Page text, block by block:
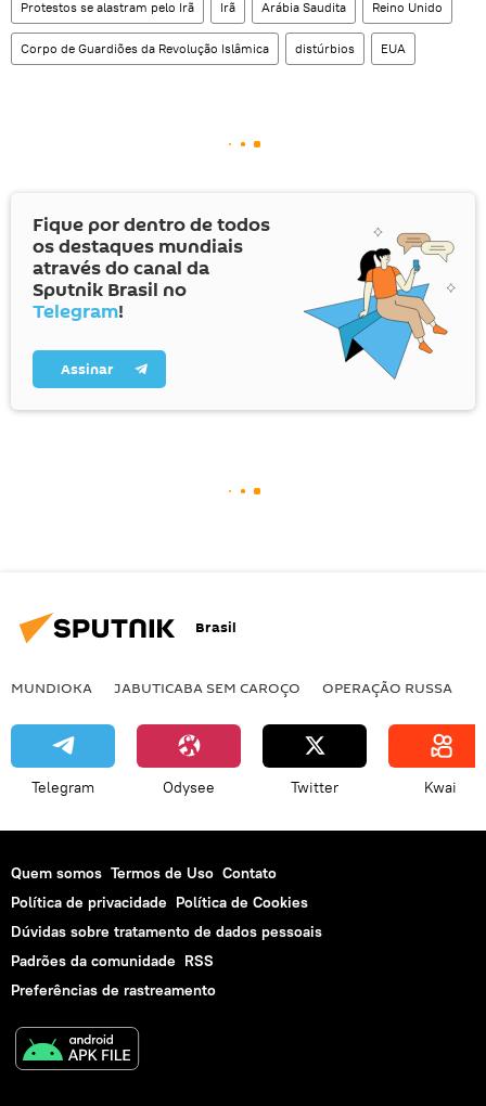
Protestos se alastram pelo Irã Irã Arábia Saudita Reino Unido
Corpo de Guardiões da Revolução Islâmica distúrbios EUA
Fique por dentro de todos
os destaques mundiais
através do canal da
Sputnik Brasil no
Telegram!
Assinar
Brasil
MUNDIOKA JABUTICABA SEM CAROÇO OPERAÇÃO RUSSA
Telegram Odysee Twitter Kwai
Quem somos Termos de Uso Contato
Política de privacidade Política de Cookies
Dúvidas sobre tratamento de dados pessoais
Padrões da comunidade RSS
Preferências de rastreamento